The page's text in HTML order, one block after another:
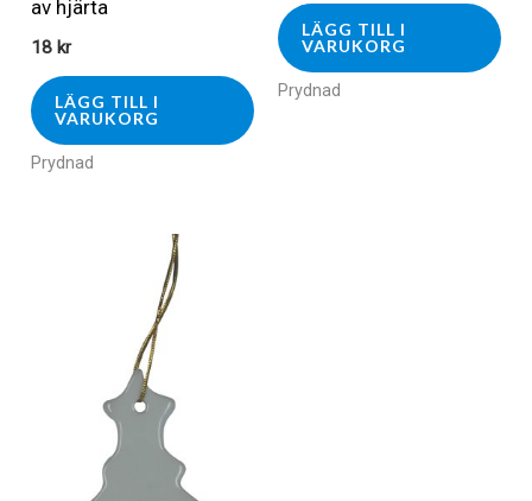
av hjärta
18 kr
LÄGG TILL I
VARUKORG
Prydnad
LÄGG TILL I
VARUKORG
Prydnad